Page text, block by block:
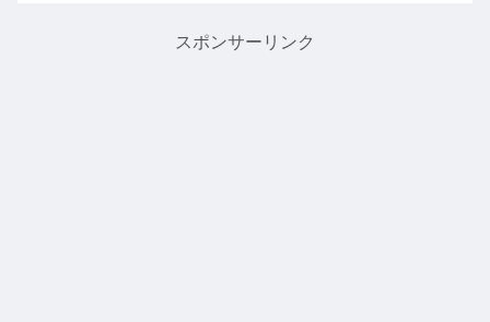
スポンサーリンク